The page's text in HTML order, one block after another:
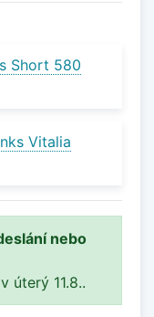
Short 580
Vitalia
nebo
úterý 11.8..